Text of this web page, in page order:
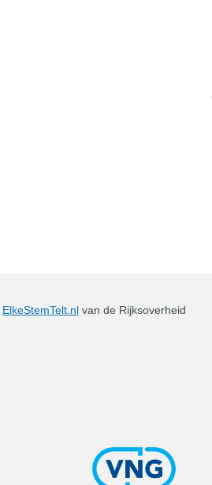
ElkeStemTelt.nlvan de Rijksoverheid